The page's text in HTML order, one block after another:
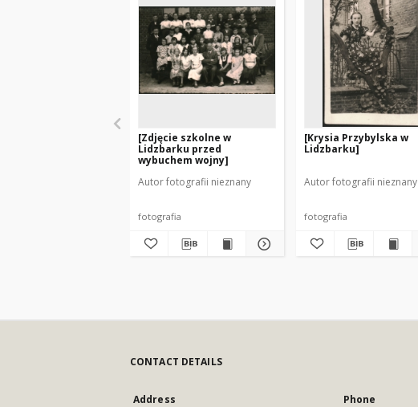
[Zdjęcie szkolne w
Lidzbarku przed
wybuchem wojny]
Autor fotografii nieznany
fotografia
[Krysia Przybylska w
Lidzbarku]
Autor fotografii nieznany
fotografia
CONTACT DETAILS
Address Phone